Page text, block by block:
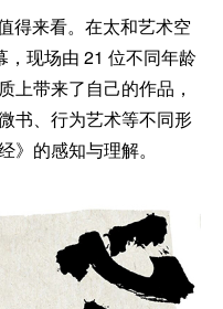
得来看。在太和艺术空
，现场由 21 位不同年龄
上带来了自己的作品，
书、行为艺术等不同形
》的感知与理解。